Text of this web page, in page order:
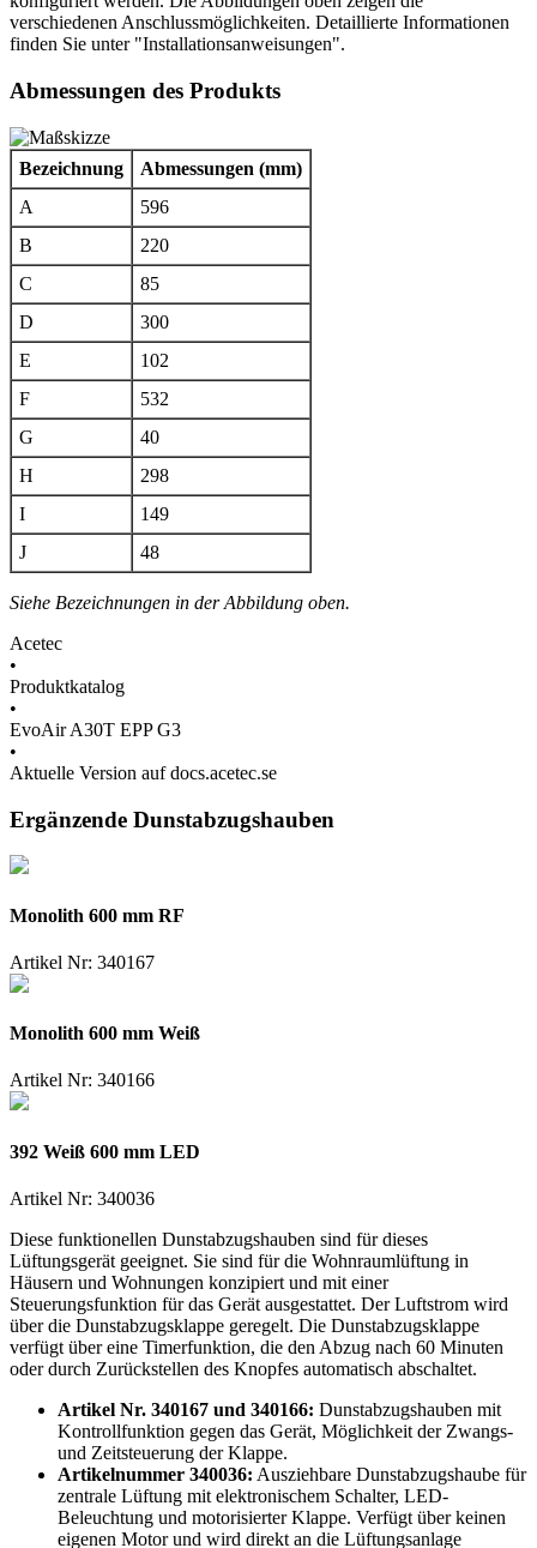
verschiedenen Anschlussmöglichkeiten. Detaillierte Informationen
finden Sie unter "Installationsanweisungen".
Abmessungen des Produkts
Bezeichnung
Abmessungen (mm)
A
596
B
220
C
85
D
300
E
102
F
532
G
40
H
298
I
149
J
48
Siehe Bezeichnungen in der Abbildung oben.
Acetec
•
Produktkatalog
•
EvoAir A30T EPP G3
•
Aktuelle Version auf docs.acetec.se
Ergänzende Dunstabzugshauben
Monolith 600 mm RF
Artikel Nr: 340167
Monolith 600 mm Weiß
Artikel Nr: 340166
392 Weiß 600 mm LED
Artikel Nr: 340036
Diese funktionellen Dunstabzugshauben sind für dieses
Lüftungsgerät geeignet. Sie sind für die Wohnraumlüftung in
Häusern und Wohnungen konzipiert und mit einer
Steuerungsfunktion für das Gerät ausgestattet. Der Luftstrom wird
über die Dunstabzugsklappe geregelt. Die Dunstabzugsklappe
verfügt über eine Timerfunktion, die den Abzug nach 60 Minuten
oder durch Zurückstellen des Knopfes automatisch abschaltet.
Artikel Nr. 340167 und 340166: Dunstabzugshauben mit
Kontrollfunktion gegen das Gerät, Möglichkeit der Zwangs-
und Zeitsteuerung der Klappe.
Artikelnummer 340036: Ausziehbare Dunstabzugshaube für
zentrale Lüftung mit elektronischem Schalter, LED-
Beleuchtung und motorisierter Klappe. Verfügt über keinen
eigenen Motor und wird direkt an die Lüftungsanlage